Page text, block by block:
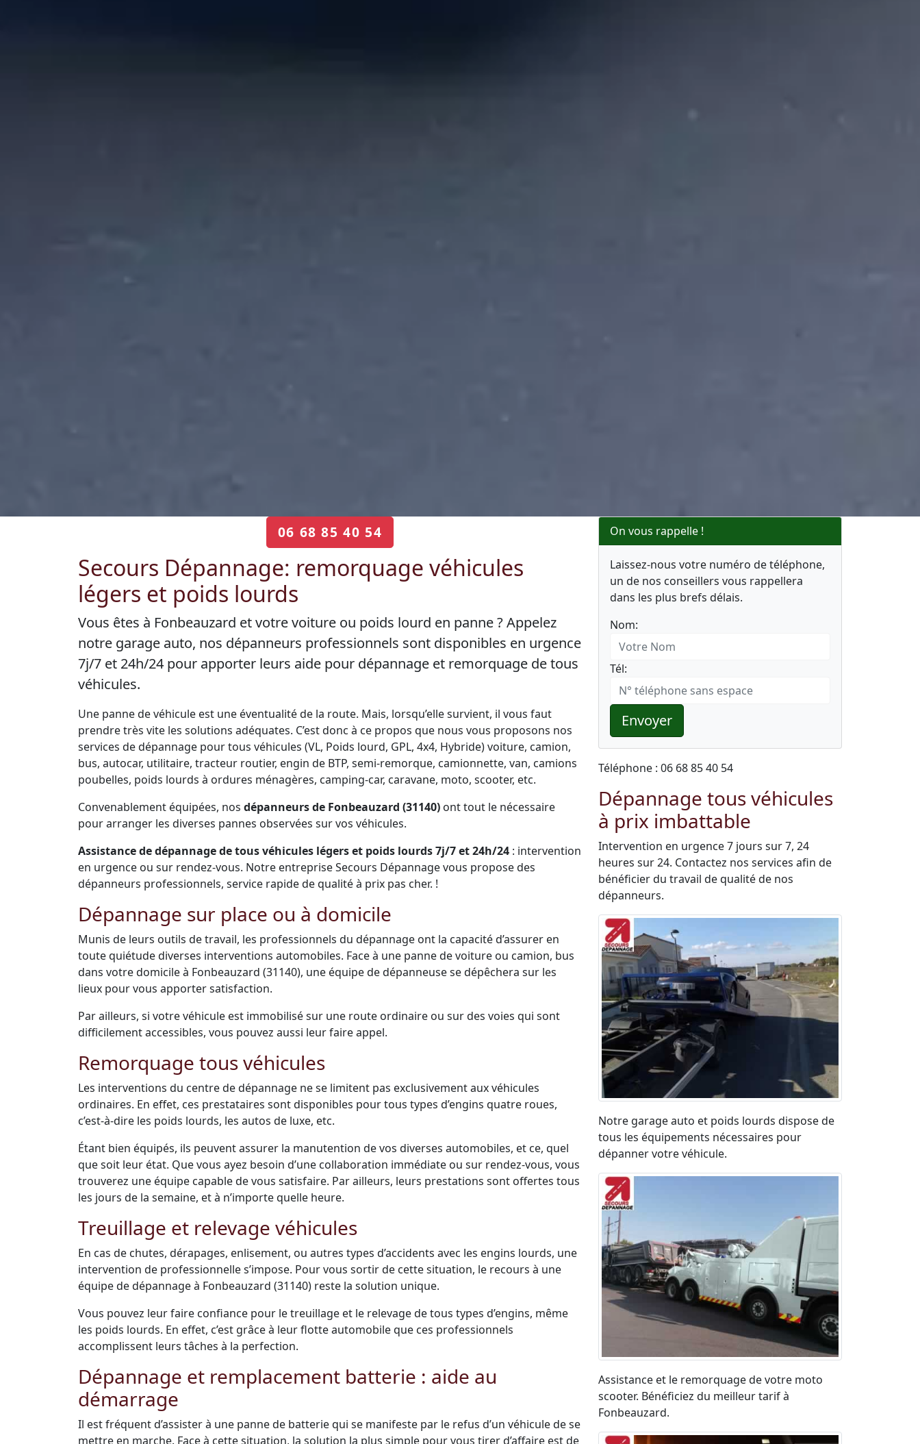
06 68 85 40 54
Secours Dépannage: remorquage véhicules
légers et poids lourds
Vous êtes à Fonbeauzard et votre voiture ou poids lourd en panne ? Appelez
notre garage auto, nos dépanneurs professionnels sont disponibles en urgence
7j/7 et 24h/24 pour apporter leurs aide pour dépannage et remorquage de tous
véhicules.
Une panne de véhicule est une éventualité de la route. Mais, lorsqu’elle survient, il vous faut
prendre très vite les solutions adéquates. C’est donc à ce propos que nous vous proposons nos
services de dépannage pour tous véhicules (VL, Poids lourd, GPL, 4x4, Hybride) voiture, camion,
bus, autocar, utilitaire, tracteur routier, engin de BTP, semi-remorque, camionnette, van, camions
poubelles, poids lourds à ordures ménagères, camping-car, caravane, moto, scooter, etc.
Convenablement équipées, nos dépanneurs de Fonbeauzard (31140) ont tout le nécessaire
pour arranger les diverses pannes observées sur vos véhicules.
Assistance de dépannage de tous véhicules légers et poids lourds 7j/7 et 24h/24 : intervention
en urgence ou sur rendez-vous. Notre entreprise Secours Dépannage vous propose des
dépanneurs professionnels, service rapide de qualité à prix pas cher. !
Dépannage sur place ou à domicile
Munis de leurs outils de travail, les professionnels du dépannage ont la capacité d’assurer en
toute quiétude diverses interventions automobiles. Face à une panne de voiture ou camion, bus
dans votre domicile à Fonbeauzard (31140), une équipe de dépanneuse se dépêchera sur les
lieux pour vous apporter satisfaction.
Par ailleurs, si votre véhicule est immobilisé sur une route ordinaire ou sur des voies qui sont
difficilement accessibles, vous pouvez aussi leur faire appel.
Remorquage tous véhicules
Les interventions du centre de dépannage ne se limitent pas exclusivement aux véhicules
ordinaires. En effet, ces prestataires sont disponibles pour tous types d’engins quatre roues,
c’est-à-dire les poids lourds, les autos de luxe, etc.
Étant bien équipés, ils peuvent assurer la manutention de vos diverses automobiles, et ce, quel
que soit leur état. Que vous ayez besoin d’une collaboration immédiate ou sur rendez-vous, vous
trouverez une équipe capable de vous satisfaire. Par ailleurs, leurs prestations sont offertes tous
les jours de la semaine, et à n’importe quelle heure.
Treuillage et relevage véhicules
En cas de chutes, dérapages, enlisement, ou autres types d’accidents avec les engins lourds, une
intervention de professionnelle s’impose. Pour vous sortir de cette situation, le recours à une
équipe de dépannage à Fonbeauzard (31140) reste la solution unique.
Vous pouvez leur faire confiance pour le treuillage et le relevage de tous types d’engins, même
les poids lourds. En effet, c’est grâce à leur flotte automobile que ces professionnels
accomplissent leurs tâches à la perfection.
Dépannage et remplacement batterie : aide au
démarrage
Il est fréquent d’assister à une panne de batterie qui se manifeste par le refus d’un véhicule de se
mettre en marche. Face à cette situation, la solution la plus simple pour vous tirer d’affaire est de
On vous rappelle !
Laissez-nous votre numéro de téléphone,
un de nos conseillers vous rappellera
dans les plus brefs délais.
Nom:
Tél:
Envoyer
Téléphone : 06 68 85 40 54
Dépannage tous véhicules
à prix imbattable
Intervention en urgence 7 jours sur 7, 24
heures sur 24. Contactez nos services afin de
bénéficier du travail de qualité de nos
dépanneurs.
Notre garage auto et poids lourds dispose de
tous les équipements nécessaires pour
dépanner votre véhicule.
Assistance et le remorquage de votre moto
scooter. Bénéficiez du meilleur tarif à
Fonbeauzard.